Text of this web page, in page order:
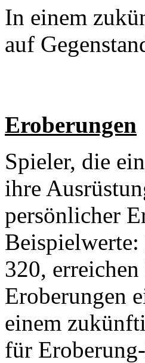
In einem
auf
Eroberungen
Spieler, die
ihre
persönlicher
320,
Eroberungen
einem
für